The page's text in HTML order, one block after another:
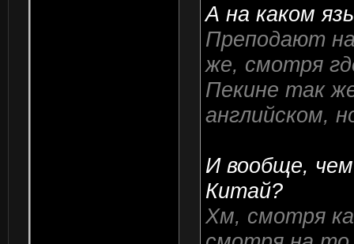
А на каком
Преподают
же, смотря
Пекине так
английском,
И вообще,
Китай?
Хм, смотря